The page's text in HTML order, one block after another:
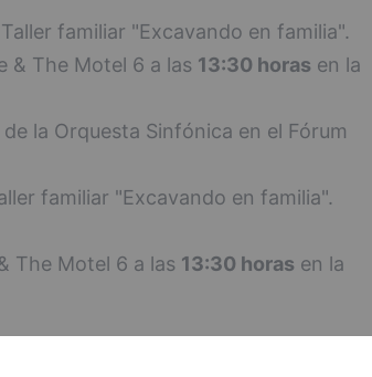
Taller familiar "Excavando en familia".
& The Motel 6 a las 13:30 horas en la
la Orquesta Sinfónica en el Fórum
familiar "Excavando en familia".
The Motel 6 a las 13:30 horas en la
la Orquesta Sinfónica en el Fórum